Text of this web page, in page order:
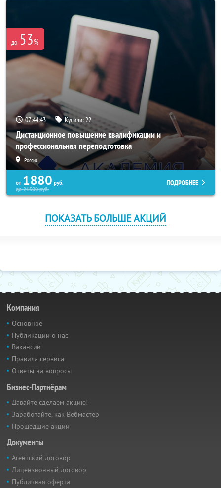
до 53%
07:44:42 Купили:22
Дистанционное повышение квалификации и
профессиональная переподготовка
Россия
от 1880 руб.
до21500руб.
ПОДРОБНЕЕ
ПОКАЗАТЬ БОЛЬШЕ АКЦИЙ
Компания
Основное
Публикации о нас
Вакансии
Правила сервиса
Ответы на вопросы
Бизнес-Партнёрам
Давайте сделаем акцию!
Заработайте, как Вебмастер
Прошедшие акции
Документы
Агентский договор
Лицензионный договор
Публичная оферта